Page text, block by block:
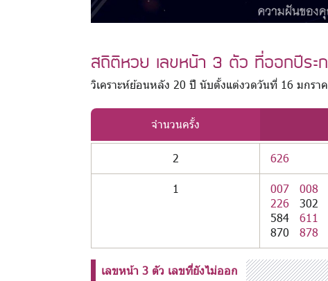
สถิติหวย เลขหน้า 3 ตัว ที่ออกปีระ
วิเคราะห์ย้อนหลัง 20 ปี นับตั้งแต่งวดวันที่ 16 มกร
จำนวนครั้ง
2 626
1 007 008
226
302
584
611
870
878
เลขหน้า 3 ตัว เลขที่ยังไม่ออก